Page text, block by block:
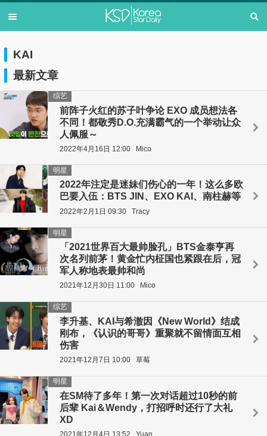
KAI
最新文章
前阵子火红的苏子叶争论 EXO 成员想法各
不同！都敬秀D.O.充满霸气的一个举动让众
人佩服～
综艺
2022年4月16日 12:00 Mico
2022年注定是迷妹们伤心的一年！这么多欧
巴要入伍：BTS JIN、EXO KAI、南柱赫等
明星
2022年2月1日 09:30 Tracy
「2021世界百大最帅脸孔」BTS金泰亨再
次名列前茅！黄金忙内柾国也紧跟在后，冠
军人称地表最帅和尚
明星
2021年12月30日 11:00 Mico
李升基、KAI与希澈因《New World》结成
刚布，《认识的哥哥》重聚就不留情面互相
伤害
综艺
2021年12月7日 10:00 草莓
在SM待了多年！第一次对话超过10秒的前
后辈 Kai＆Wendy，打招呼时还行了大礼
XD
明星
2021年12月4日 13:52 Yuan